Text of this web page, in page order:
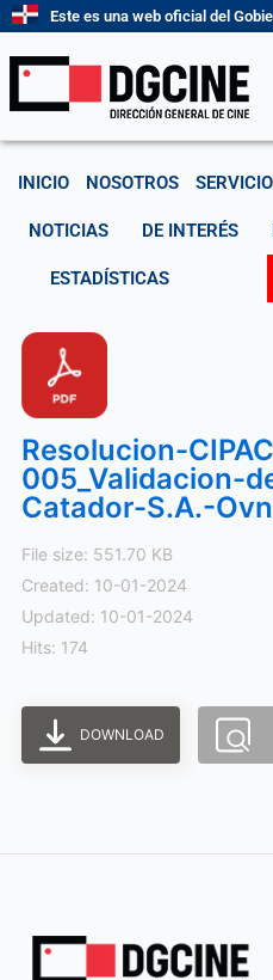
contenido
Este es una web oficial del
INICIO NOSOTROS
NOTICIAS DE INTERÉS
ESTADÍSTICAS
Resolucion-
005_Validacion-
Catador-S.A.-
File size: 551.70 KB
Created: 10-01-2024
Updated: 10-01-2024
Hits: 174
DOWNLOAD